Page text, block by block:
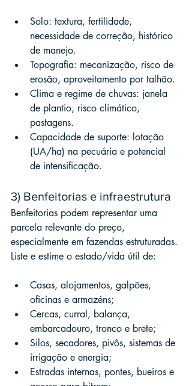
Solo: textura, fertilidade,
necessidade de correção, histórico
de manejo.
Topografia: mecanização, risco de
erosão, aproveitamento por talhão.
Clima e regime de chuvas: janela
de plantio, risco climático,
pastagens.
Capacidade de suporte: lotação
(UA/ha) na pecuária e potencial
de intensificação.
3) Benfeitorias e infraestrutura
Benfeitorias podem representar uma
parcela relevante do preço,
especialmente em fazendas estruturadas.
Liste e estime o estado/vida útil de:
Casas, alojamentos, galpões,
oficinas e armazéns;
Cercas, curral, balança,
embarcadouro, tronco e brete;
Silos, secadores, pivôs, sistemas de
irrigação e energia;
Estradas internas, pontes, bueiros e